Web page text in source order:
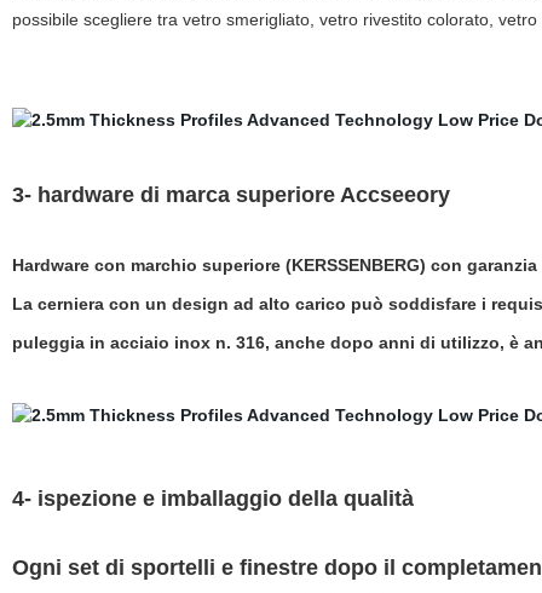
possibile scegliere tra vetro smerigliato, vetro rivestito colorato,
3- hardware di marca superiore Accseeory
Hardware con marchio superiore (KERSSENBERG) con
La cerniera con un design ad alto carico può soddisfare i
puleggia in acciaio inox n. 316, anche dopo anni di utilizzo, è
4- ispezione e imballaggio della qualità
Ogni set di sportelli e finestre dopo il